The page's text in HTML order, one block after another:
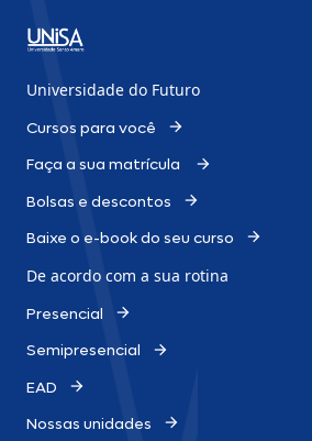
Universidade do Futuro
Cursos para você
Faça a sua matrícula
Bolsas e descontos
Baixe o e-book do seu curso
De acordo com a sua rotina
Presencial
Semipresencial
EAD
Nossas unidades